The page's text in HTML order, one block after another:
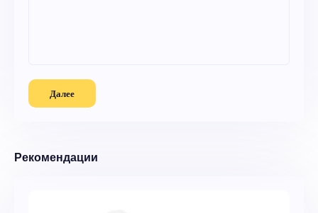
Далее
Рекомендации